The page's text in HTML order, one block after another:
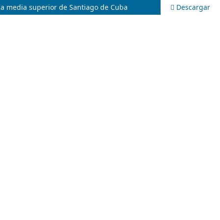
media superior de Santiago de Cuba Descargar